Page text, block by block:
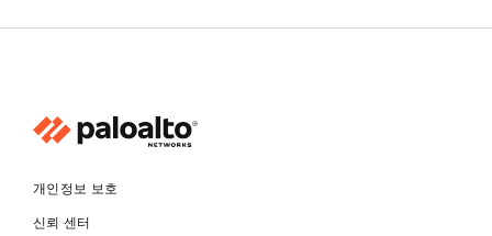
개인정보 보호
신뢰 센터